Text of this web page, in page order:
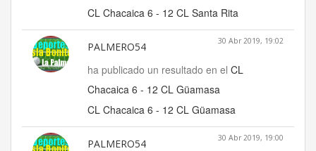
CL Chacaica 6 - 12 CL Santa Rita
PALMERO54 30 Abr 2019, 19:02
ha publicado un resultado en el CL
Chacaica 6 - 12 CL Güamasa
CL Chacaica 6 - 12 CL Güamasa
PALMERO54 30 Abr 2019, 19:00